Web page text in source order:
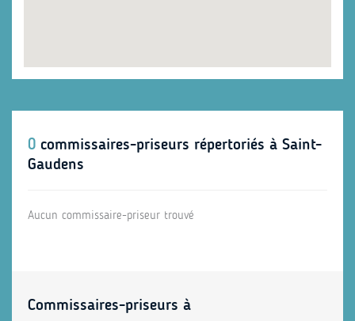
0 commissaires-priseurs répertoriés à Saint-
Gaudens
Aucun commissaire-priseur trouvé
Commissaires-priseurs à